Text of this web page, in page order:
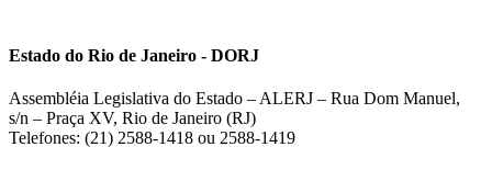
Estado do Rio de Janeiro - DORJ
Assembléia Legislativa do Estado – ALERJ – Rua Dom Manuel,
s/n – Praça XV, Rio de Janeiro (RJ)
Telefones: (21) 2588-1418 ou 2588-1419